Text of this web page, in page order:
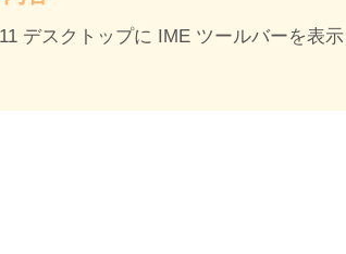
デスクトップに IME ツールバーを表